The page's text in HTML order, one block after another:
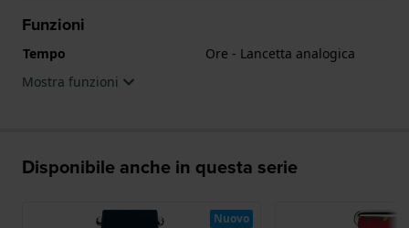
Funzioni
Tempo
Ore - Lancetta analogica
Mostra funzioni
Disponibile anche in questa serie
Nuovo